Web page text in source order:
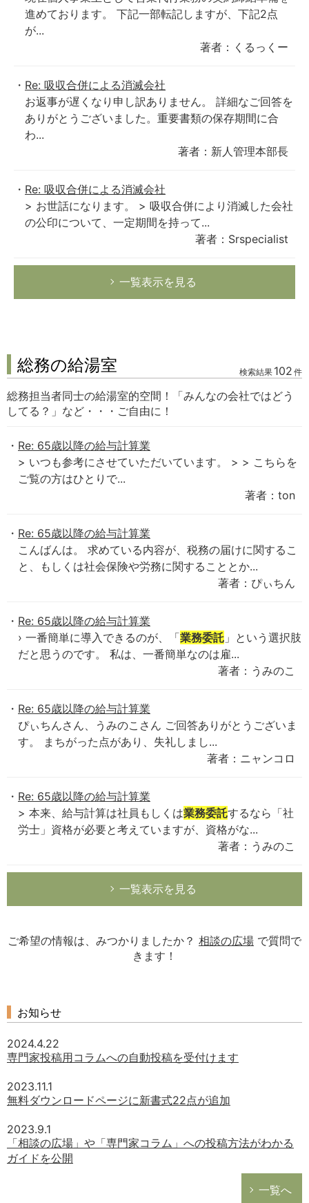
進めております。 下記一部転記しますが、下記2点
が...
著者：くるっくー
Re: 吸収合併による消滅会社
お返事が遅くなり申し訳ありません。 詳細なご回答を
ありがとうございました。重要書類の保存期間に合
わ...
著者：新人管理本部長
Re: 吸収合併による消滅会社
> お世話になります。 > 吸収合併により消滅した会社
の公印について、一定期間を持って...
著者：Srspecialist
一覧表示を見る
総務の給湯室 検索結果 102 件
総務担当者同士の給湯室的空間！「みんなの会社ではどう
してる？」など・・・ご自由に！
Re: 65歳以降の給与計算業
> いつも参考にさせていただいています。 > > こちらを
ご覧の方はひとりで...
著者：ton
Re: 65歳以降の給与計算業
こんばんは。 求めている内容が、税務の届けに関するこ
と、もしくは社会保険や労務に関することとか...
著者：ぴぃちん
Re: 65歳以降の給与計算業
› 一番簡単に導入できるのが、「業務委託 」という選択肢
だと思うのです。 私は、一番簡単なのは雇...
著者：うみのこ
Re: 65歳以降の給与計算業
ぴぃちんさん、うみのこさん ご回答ありがとうございま
す。 まちがった点があり、失礼しまし...
著者：ニャンコロ
Re: 65歳以降の給与計算業
> 本来、給与計算は社員もしくは業務委託するなら「社
労士」資格が必要と考えていますが、資格がな...
著者：うみのこ
一覧表示を見る
ご希望の情報は、みつかりましたか？ 相談の広場 で質問で
きます！
お知らせ
2024.4.22
専門家投稿用コラムへの自動投稿を受付けます
2023.11.1
無料ダウンロードページに新書式22点が追加
2023.9.1
「相談の広場」や「専門家コラム」への投稿方法がわかる
ガイドを公開
一覧へ